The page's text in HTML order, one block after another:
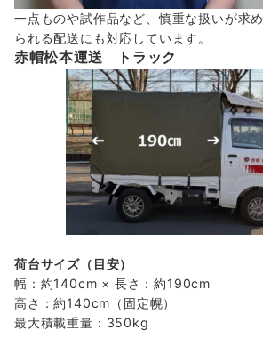
一点ものや試作品など、慎重な扱いが求め
られる配送にも対応しています。
赤帽松本運送 トラック
荷台サイズ（目安）
幅：約140cm × 長さ：約190cm
高さ：約140cm（固定幌）
最大積載重量：350kg